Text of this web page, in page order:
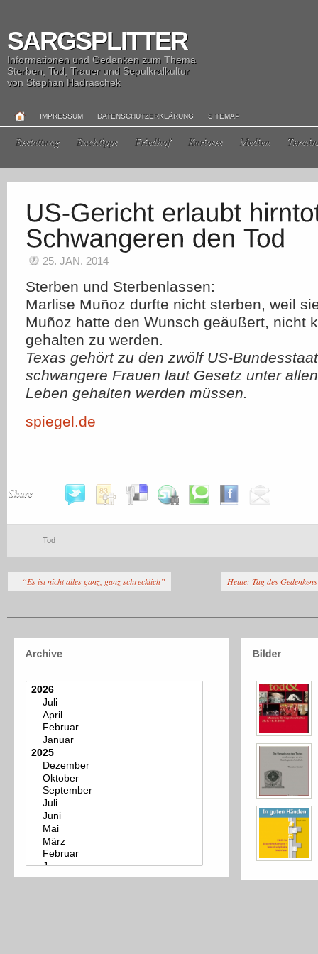
SARGSPLITTER
Informationen und Gedanken zum Thema
Sterben, Tod, Trauer und Sepulkralkultur
von Stephan Hadraschek
IMPRESSUM DATENSCHUTZERKLÄRUNG SITEMAP
Bestattung Buchtipps Friedhof Kurioses Medien
25. JAN. 2014
Sterben und Sterbenlassen:
Marlise Muñoz durfte nicht sterben, weil
Muñoz hatte den Wunsch geäußert, nicht
gehalten zu werden.
Texas gehört zu den zwölf US-
schwangere Frauen laut Gesetz unter
Leben gehalten werden müssen.
spiegel.de
Share
Tod
“Es ist nicht alles ganz, ganz schrecklich” Heute: Tag des